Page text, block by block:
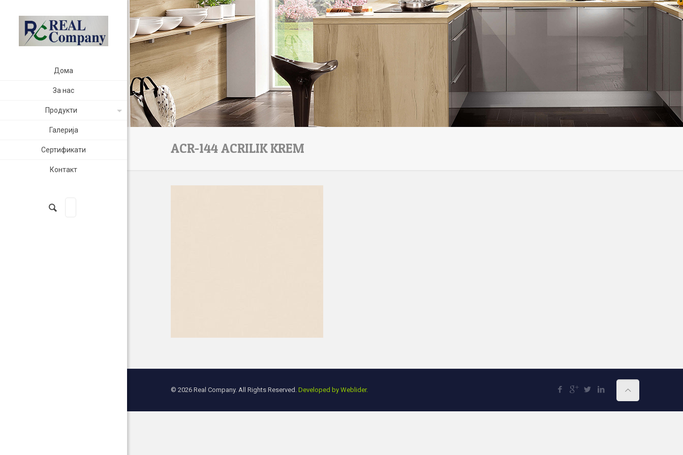
Дома
За нас
Продукти
Галерија
Сертификати
Контакт
ACR-144 ACRILIK KREM
© 2026 Real Company. All Rights Reserved.Developed by Weblider.